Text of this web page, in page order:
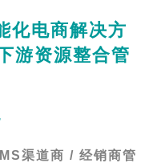
化电商解决方
游资源整合管
渠道商 / 经销商管